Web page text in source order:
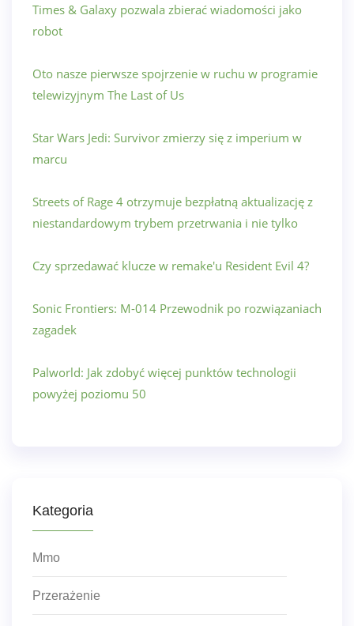
Times & Galaxy pozwala zbierać wiadomości jako
robot
Oto nasze pierwsze spojrzenie w ruchu w programie
telewizyjnym The Last of Us
Star Wars Jedi: Survivor zmierzy się z imperium w
marcu
Streets of Rage 4 otrzymuje bezpłatną aktualizację z
niestandardowym trybem przetrwania i nie tylko
Czy sprzedawać klucze w remake'u Resident Evil 4?
Sonic Frontiers: M-014 Przewodnik po rozwiązaniach
zagadek
Palworld: Jak zdobyć więcej punktów technologii
powyżej poziomu 50
Kategoria
Mmo
Przerażenie